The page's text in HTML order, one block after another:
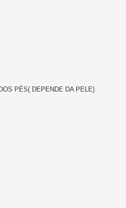
PÉS( DEPENDE DA PELE)